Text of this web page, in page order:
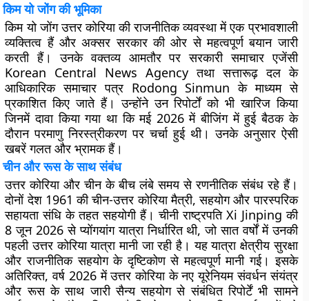
किम यो जोंग की भूमिका
किम यो जोंग उत्तर कोरिया की राजनीतिक व्यवस्था में एक प्रभावशाली
व्यक्तित्व हैं और अक्सर सरकार की ओर से महत्वपूर्ण बयान जारी
करती हैं। उनके वक्तव्य आमतौर पर सरकारी समाचार एजेंसी
Korean Central News Agency तथा सत्तारूढ़ दल के
आधिकारिक समाचार पत्र Rodong Sinmun के माध्यम से
प्रकाशित किए जाते हैं। उन्होंने उन रिपोर्टों को भी खारिज किया
जिनमें दावा किया गया था कि मई 2026 में बीजिंग में हुई बैठक के
दौरान परमाणु निरस्त्रीकरण पर चर्चा हुई थी। उनके अनुसार ऐसी
खबरें गलत और भ्रामक हैं।
चीन और रूस के साथ संबंध
उत्तर कोरिया और चीन के बीच लंबे समय से रणनीतिक संबंध रहे हैं।
दोनों देश 1961 की चीन-उत्तर कोरिया मैत्री, सहयोग और पारस्परिक
सहायता संधि के तहत सहयोगी हैं। चीनी राष्ट्रपति Xi Jinping की
8 जून 2026 से प्योंगयांग यात्रा निर्धारित थी, जो सात वर्षों में उनकी
पहली उत्तर कोरिया यात्रा मानी जा रही है। यह यात्रा क्षेत्रीय सुरक्षा
और राजनीतिक सहयोग के दृष्टिकोण से महत्वपूर्ण मानी गई। इसके
अतिरिक्त, वर्ष 2026 में उत्तर कोरिया के नए यूरेनियम संवर्धन संयंत्र
और रूस के साथ जारी सैन्य सहयोग से संबंधित रिपोर्टें भी सामने